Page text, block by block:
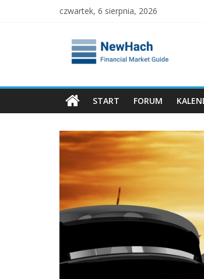
czwartek, 6 sierpnia, 2026
NewHach
–
Giełdowy
|
Analizy
Finansowe
START FORUM